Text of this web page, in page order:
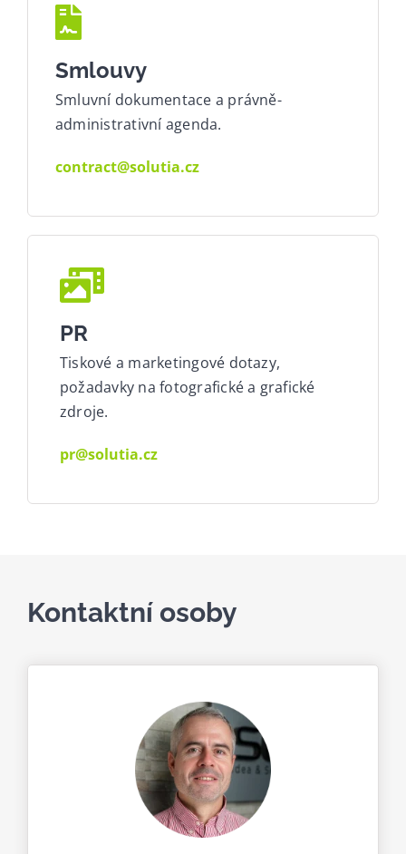
Smlouvy
Smluvní dokumentace a právně-
administrativní agenda.
contract@solutia.cz
PR
Tiskové a marketingové dotazy,
požadavky na fotografické a grafické
zdroje.
pr@solutia.cz
Kontaktní osoby